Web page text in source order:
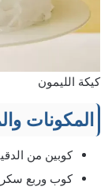
كيكة الليمون
المكونات
كوبين من
كوب وربع سكر